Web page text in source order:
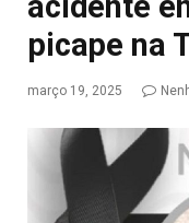
picape na
março 19, 2025